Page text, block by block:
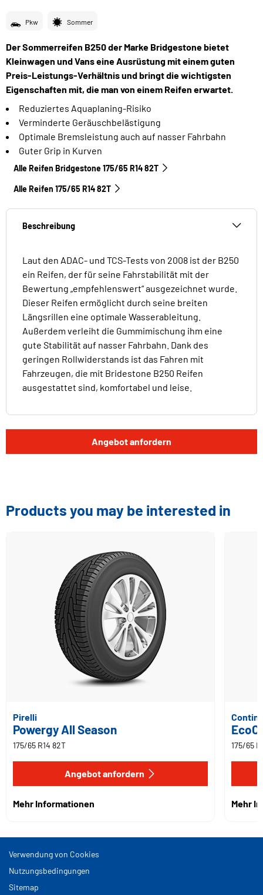
Pkw Sommer
Der Sommerreifen B250 der Marke Bridgestone bietet
Kleinwagen und Vans eine Ausrüstung mit einem guten
Preis-Leistungs-Verhältnis und bringt die wichtigsten
Eigenschaften mit, die man von einem Reifen erwartet.
Reduziertes Aquaplaning-Risiko
Verminderte Geräuschbelästigung
Optimale Bremsleistung auch auf nasser Fahrbahn
Guter Grip in Kurven
Alle Reifen Bridgestone 175/65 R14 82T
Alle Reifen‎ 175/65 R14 82T
Beschreibung
Laut den ADAC- und TCS-Tests von 2008 ist der B250
ein Reifen, der für seine Fahrstabilität mit der
Bewertung „empfehlenswert“ ausgezeichnet wurde.
Dieser Reifen ermöglicht durch seine breiten
Längsrillen eine optimale Wasserableitung.
Außerdem verleiht die Gummimischung ihm eine
gute Stabilität auf nasser Fahrbahn. Dank des
geringen Rollwiderstands ist das Fahren mit
Fahrzeugen, die mit Bridestone B250 Reifen
ausgestattet sind, komfortabel und leise.
Angebot anfordern
Products you may be interested in
Pirelli
Powergy All Season
175/65 R14 82T
Angebot anfordern
Mehr Informationen
175/65
Mehr
Verwendung von Cookies
Nutzungsbedingungen
Sitemap